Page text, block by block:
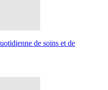
de soins et de